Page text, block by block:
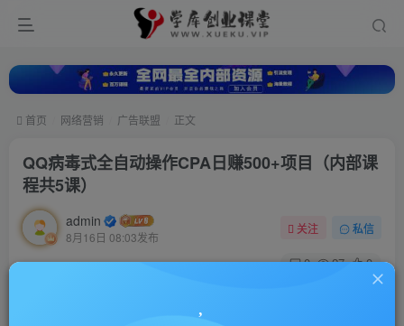
首页 网络营销 广告联盟 正文
QQ病毒式全自动操作CPA日赚500+项目（内部课
程共5课）
admin
8月16日 08:03发布
关注 私信
0 27 0
QQ病毒式全自动操作CPA日赚500+项目（内部课程共5课）